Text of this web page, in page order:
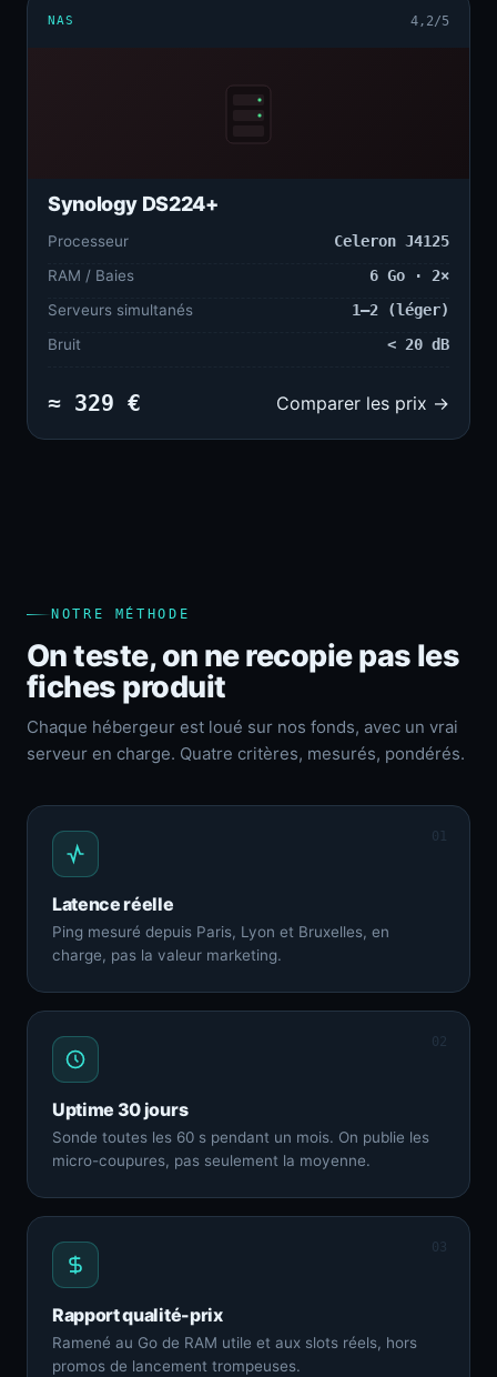
NAS 4,2/5
Synology DS224+
Processeur
Celeron J4125
RAM / Baies
6 Go · 2×
Serveurs simultanés
1–2 (léger)
Bruit
< 20 dB
≈ 329 € Comparer les prix →
NOTRE MÉTHODE
On teste, on ne recopie pas les
fiches produit
Chaque hébergeur est loué sur nos fonds, avec un vrai
serveur en charge. Quatre critères, mesurés, pondérés.
01
Latence réelle
Ping mesuré depuis Paris, Lyon et Bruxelles, en
charge, pas la valeur marketing.
02
Uptime 30 jours
Sonde toutes les 60 s pendant un mois. On publie les
micro-coupures, pas seulement la moyenne.
03
Rapport qualité-prix
Ramené au Go de RAM utile et aux slots réels, hors
promos de lancement trompeuses.